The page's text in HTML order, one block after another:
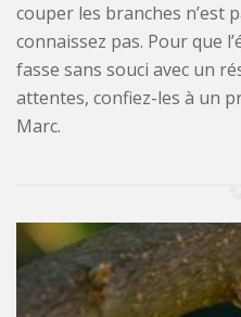
couper les branches n’est
connaissez pas. Pour que
fasse sans souci avec un
attentes, confiez-les à un
Marc.